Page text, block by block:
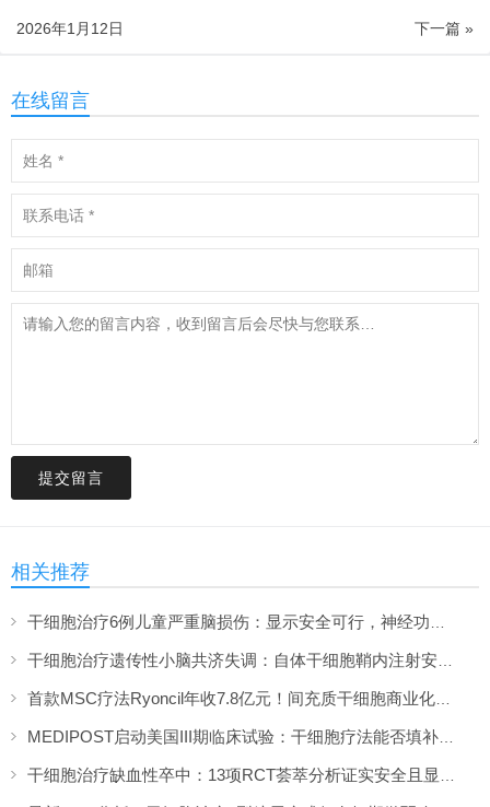
下一篇 »
2026年1月12日
在线留言
提交留言
相关推荐